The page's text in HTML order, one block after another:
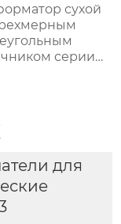
сухой
серии
для